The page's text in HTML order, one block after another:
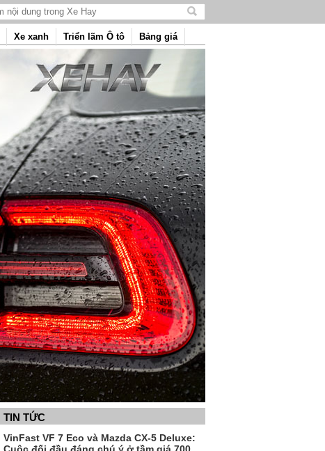
Tìm
nội
Xe xanh Triển lãm Ô tô
Bảng giá
TIN TỨC
VinFast VF 7 Eco và Mazda CX-5 Deluxe: